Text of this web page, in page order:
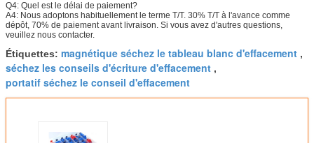
Q4: Quel est le délai de paiement?
A4: Nous adoptons habituellement le terme T/T. 30% T/T à l'avance comme
dépôt, 70% de paiement avant livraison. Si vous avez d'autres questions,
veuillez nous contacter.
Étiquettes: magnétique séchez le tableau blanc d'effacement ,
séchez les conseils d'écriture d'effacement ,
portatif séchez le conseil d'effacement